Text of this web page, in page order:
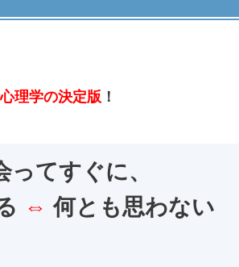
理学の決定版 ！
ってすぐに、
⇔ 何とも思わない